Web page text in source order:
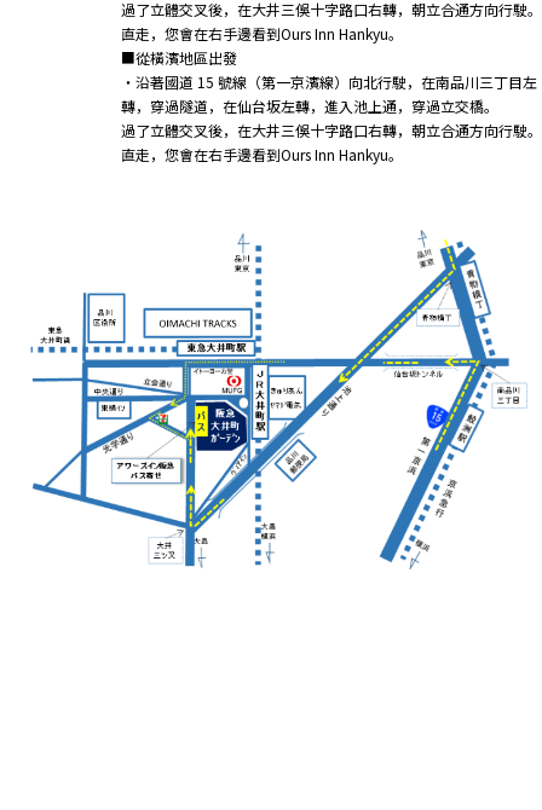
過了立體交叉後，在大井三俁十字路口右轉，朝立合通方向行駛。
直走，您會在右手邊看到Ours Inn Hankyu。
■從橫濱地區出發
・沿著國道 15 號線（第一京濱線）向北行駛，在南品川三丁目左
轉，穿過隧道，在仙台坂左轉，進入池上通，穿過立交橋。
過了立體交叉後，在大井三俁十字路口右轉，朝立合通方向行駛。
直走，您會在右手邊看到Ours Inn Hankyu。